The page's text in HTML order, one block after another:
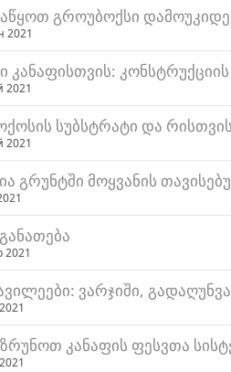
გროუბოქსი
2021
კანაფისთვის:
2021
სუბსტრატი და რისთვის
2021
გრუნტში მოყვანის
2021
ვარჯიში,
კანაფის ფესვთა